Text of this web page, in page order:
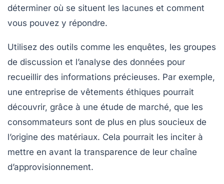
déterminer où se situent les lacunes et comment
vous pouvez y répondre.
Utilisez des outils comme les enquêtes, les groupes
de discussion et l’analyse des données pour
recueillir des informations précieuses. Par exemple,
une entreprise de vêtements éthiques pourrait
découvrir, grâce à une étude de marché, que les
consommateurs sont de plus en plus soucieux de
l’origine des matériaux. Cela pourrait les inciter à
mettre en avant la transparence de leur chaîne
d’approvisionnement.